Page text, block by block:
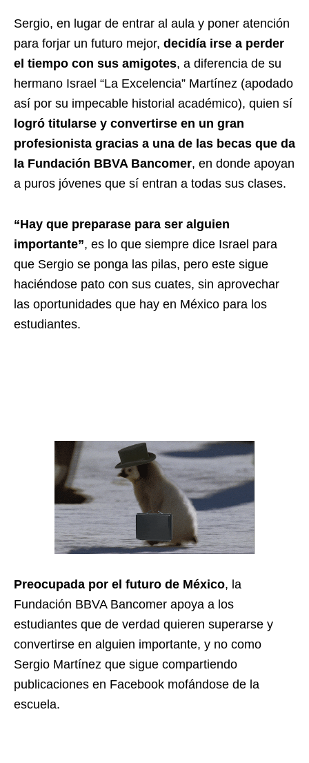
Sergio, en lugar de entrar al aula y poner atención
para forjar un futuro mejor, decidía irse a perder
el tiempo con sus amigotes, a diferencia de su
hermano Israel “La Excelencia” Martínez (apodado
así por su impecable historial académico), quien sí
logró titularse y convertirse en un gran
profesionista gracias a una de las becas que da
la Fundación BBVA Bancomer, en donde apoyan
a puros jóvenes que sí entran a todas sus clases.
“Hay que preparase para ser alguien
importante”, es lo que siempre dice Israel para
que Sergio se ponga las pilas, pero este sigue
haciéndose pato con sus cuates, sin aprovechar
las oportunidades que hay en México para los
estudiantes.
Preocupada por el futuro de México, la
Fundación BBVA Bancomer apoya a los
estudiantes que de verdad quieren superarse y
convertirse en alguien importante, y no como
Sergio Martínez que sigue compartiendo
publicaciones en Facebook mofándose de la
escuela.